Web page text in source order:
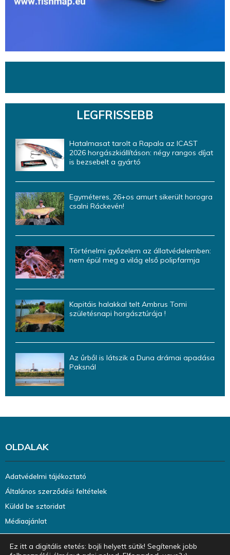
LEGFRISSEBB
Hatalmasat tarolt a Rapala az ICAST
2026 horgászkiállításon: négy rangos díjat
is bezsebelt a gyártó
Egyméteres, 26+os amurt sikerült horogra
csalni Ráckevén!
Történelmi győzelem az állatvédelemben:
nem épül meg a világ első polipfarmja
Kapitáis halakkal telt Ambrus Tomi
születésnapi horgásztúrája !
Az űrből is látszik a Duna drámai apadása
Paksnál
OLDALAK
Adatvédelmi tájékoztató
Általános szerződési feltételek
Küldd be sztoridat
Médiaajánlat
Ez itt a digitális etetés: bojli helyett sütik! Segítenek jobb